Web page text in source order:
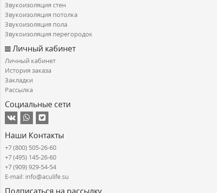
Звукоизоляция стен
Звукоизоляция потолка
Звукоизоляция пола
Звукоизоляция перегородок
Личный кабинет
Личный кабинет
История заказа
Закладки
Рассылка
Социальные сети
Наши Контакты
+7 (800) 505-26-60
+7 (495) 145-26-60
+7 (909) 929-54-54
E-mail: info@aculife.su